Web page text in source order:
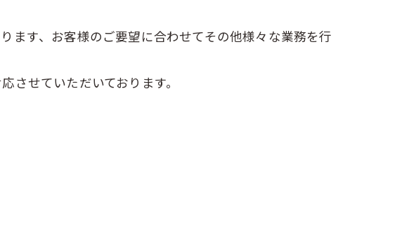
ます、お客様のご要望に合わせてその他様々な業務を行
させていただいております。